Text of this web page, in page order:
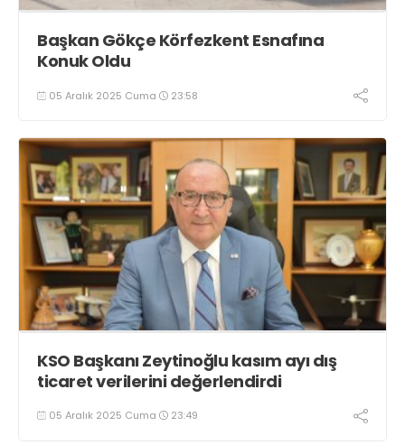
Başkan Gökçe Körfezkent Esnafına
Konuk Oldu
05 Aralık 2025 Cuma 23:58
KSO Başkanı Zeytinoğlu kasım ayı dış
ticaret verilerini değerlendirdi
05 Aralık 2025 Cuma 23:49